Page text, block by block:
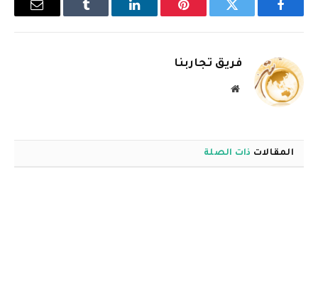
فيسبوك تويتر بينتيريستلينكدإن Tumblr
البريد
فريق تجاربنا
موقع
المقالات ذات الصلة